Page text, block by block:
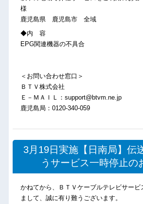
様
鹿児島県 鹿児島市 全域
◆内 容
EPG関連機器の不具合
＜お問い合わせ窓口＞
ＢＴＶ株式会社
Ｅ－ＭＡＩＬ：support@btvm.ne.jp
鹿児島局：0120-340-059
3月19日実施【日南局】伝
うサービス一時停止の
かねてから、ＢＴＶケーブルテレビサービ
まして、誠に有り難うございます。